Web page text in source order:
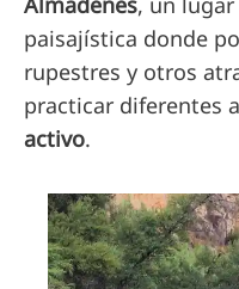
paisajística donde
rupestres y otros
practicar diferentes
activo.